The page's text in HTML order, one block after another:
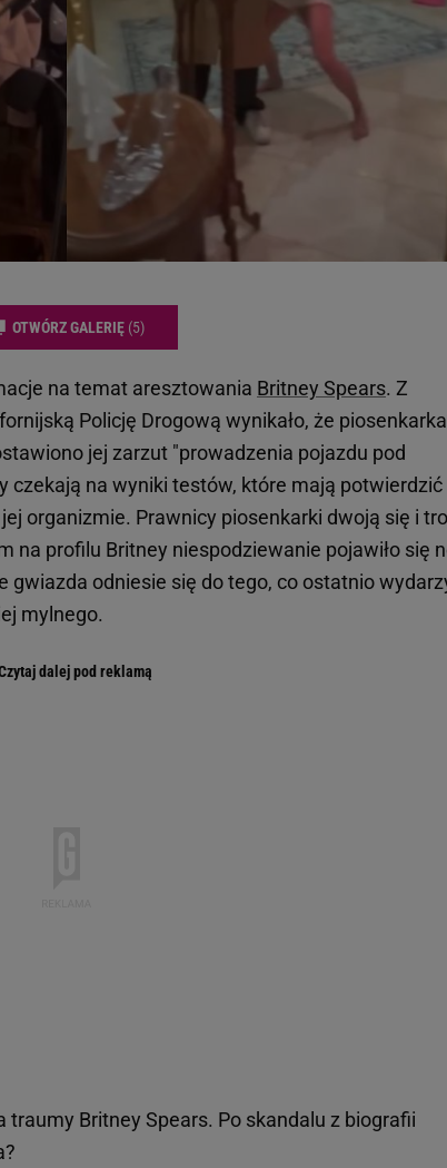
OTWÓRZ GALERIĘ (5)
na temat aresztowania Britney Spears. Z
Policję Drogową wynikało, że piosenkarka
jej zarzut "prowadzenia pojazdu pod
czekają na wyniki testów, które mają potwierdzić
organizmie. Prawnicy piosenkarki dwoją się i
na profilu Britney niespodziewanie pojawiło się
odniesie się do tego, co ostatnio
mylnego.
traumy Britney Spears. Po skandalu z biografii